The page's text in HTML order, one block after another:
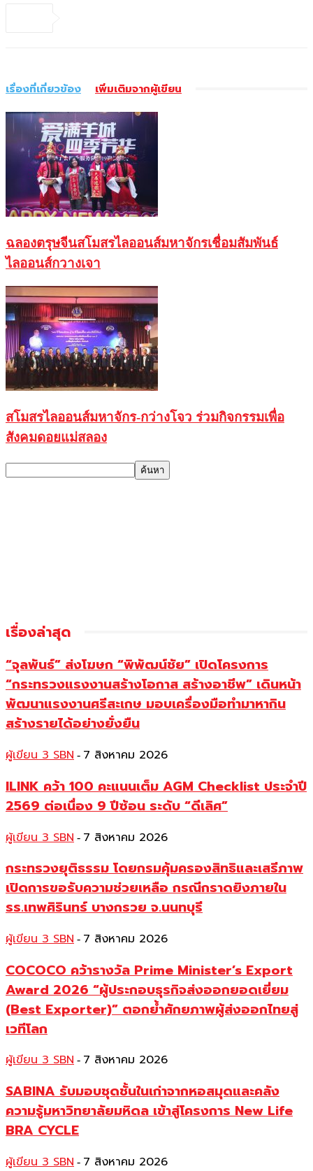
เรื่องที่เกี่ยวข้อง เพิ่มเติมจากผู้เขียน
ฉลองตรุษจีนสโมสรไลออนส์มหาจักรเชื่อมสัมพันธ์
ไลออนส์กวางเจา
สโมสรไลออนส์มหาจักร-กว่างโจว ร่วมกิจกรรมเพื่อ
สังคมดอยแม่สลอง
เรื่องล่าสุด
“จุลพันธ์” ส่งโฆษก “พิพัฒน์ชัย” เปิดโครงการ
“กระทรวงแรงงานสร้างโอกาส สร้างอาชีพ” เดินหน้า
พัฒนาแรงงานศรีสะเกษ มอบเครื่องมือทำมาหากิน
สร้างรายได้อย่างยั่งยืน
ผู้เขียน 3 SBN - 7 สิงหาคม 2026
ILINK คว้า 100 คะแนนเต็ม AGM Checklist ประจำปี
2569 ต่อเนื่อง 9 ปีซ้อน ระดับ “ดีเลิศ”
ผู้เขียน 3 SBN - 7 สิงหาคม 2026
กระทรวงยุติธรรม โดยกรมคุ้มครองสิทธิและเสรีภาพ
เปิดการขอรับความช่วยเหลือ กรณีกราดยิงภายใน
รร.เทพศิรินทร์ บางกรวย จ.นนทบุรี
ผู้เขียน 3 SBN - 7 สิงหาคม 2026
COCOCO คว้ารางวัล Prime Minister’s Export
Award 2026 “ผู้ประกอบธุรกิจส่งออกยอดเยี่ยม
(Best Exporter)” ตอกย้ำศักยภาพผู้ส่งออกไทยสู่
เวทีโลก
ผู้เขียน 3 SBN - 7 สิงหาคม 2026
SABINA รับมอบชุดชั้นในเก่าจากหอสมุดและคลัง
ความรู้มหาวิทยาลัยมหิดล เข้าสู่โครงการ New Life
BRA CYCLE
ผู้เขียน 3 SBN - 7 สิงหาคม 2026